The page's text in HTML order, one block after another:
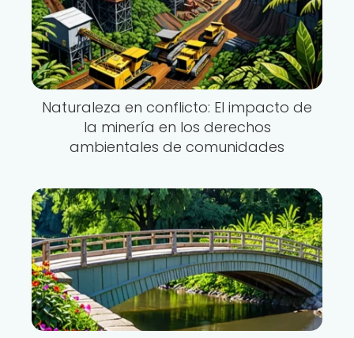
Naturaleza en conflicto: El impacto de
la minería en los derechos
ambientales de comunidades